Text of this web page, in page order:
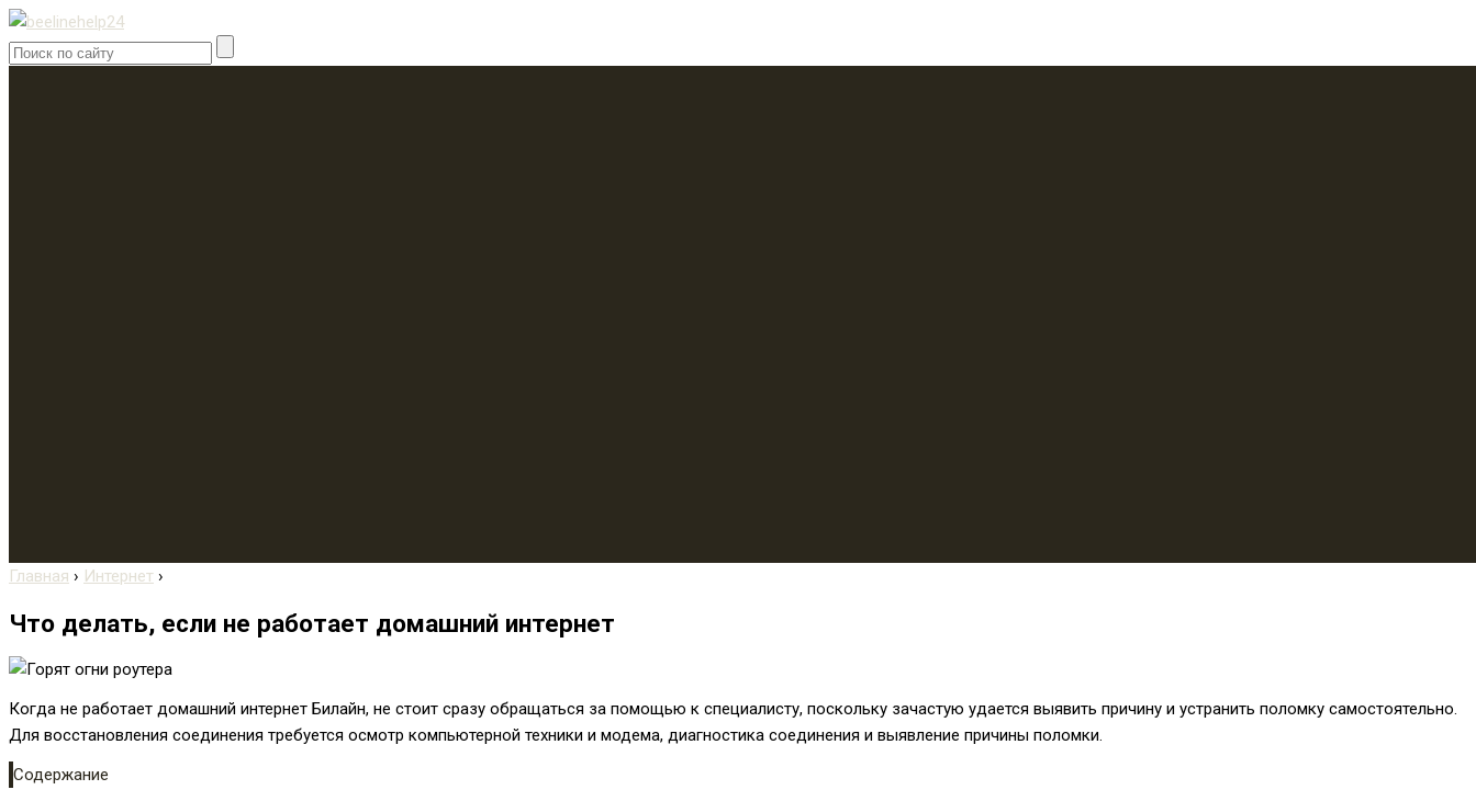
Главная › Интернет ›
Что делать, если не работает домашний интернет
Когда не работает домашний интернет Билайн, не стоит сразу обращаться за помощью к специалисту, поскольку зачастую удается выявить причину и устранить поломку самостоятельно.
Для восстановления соединения требуется осмотр компьютерной техники и модема, диагностика соединения и выявление причины поломки.
Содержание